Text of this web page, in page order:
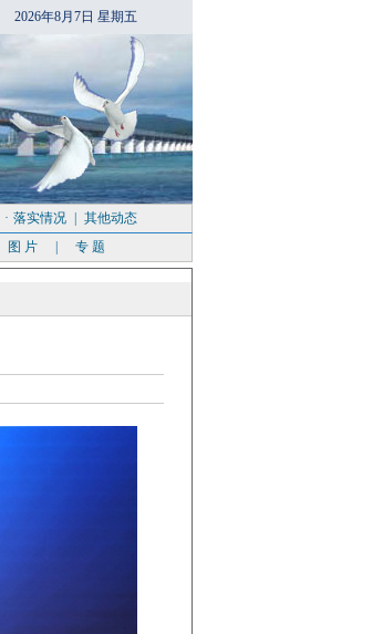
2026年8月7日 星期五
· 落实情况
其他动态
图 片 专 题